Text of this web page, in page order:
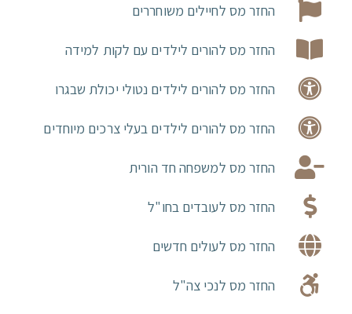
החזר מס לחיילים משוחררים
החזר מס להורים לילדים עם לקות למידה
החזר מס להורים לילדים נטולי יכולת שבגרו
החזר מס להורים לילדים בעלי צרכים מיוחדים
החזר מס למשפחה חד הורית
החזר מס לעובדים בחו"ל
החזר מס לעולים חדשים
החזר מס לנכי צה"ל